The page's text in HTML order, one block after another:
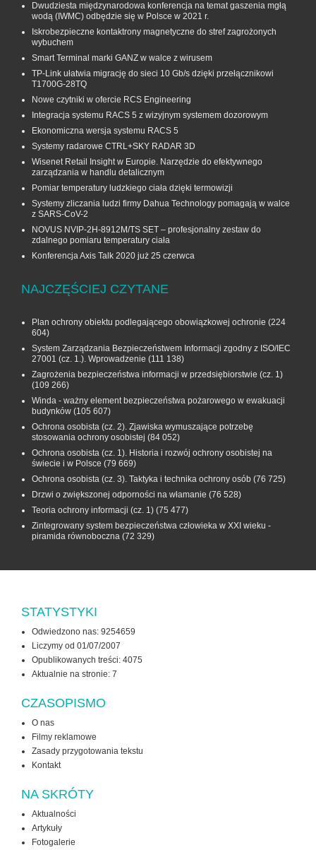
Dwudziesta międzynarodowa konferencja na temat gaszenia mgłą
wodą (IWMC) odbędzie się w Polsce w 2021 r.
Iskrobezpieczne kontaktrony magnetyczne do stref zagrożonych
wybuchem
Smart Terminal marki GANZ w walce z wirusem
TP-Link ułatwia migrację do sieci 10 Gb/s dzięki przełącznikowi
T1700G‑28TQ
Nowe czytniki w ofercie RCS Engineering
Integracja systemu RACS 5 z wizyjnym systemem dozorowym
Ekonomiczna wersja systemu RACS 5
Systemy radarowe CTRL+SKY RADAR 3D
Wisenet Retail Insight w Europie. Narzędzie do efektywnego
zarządzania w handlu detalicznym
Pomiar temperatury ludzkiego ciała dzięki termowizji
Systemy zliczania ludzi firmy Dahua Technology pomagają w walce
z SARS-CoV-2
NOVUS NVIP-2H-8912M/TS SET – profesjonalny zestaw do
zdalnego pomiaru temperatury ciała
Konferencja Axis Talk 2020 już 25 czerwca
NAJCZĘŚCIEJ CZYTANE
Plan ochrony obiektu podlegającego obowiązkowej ochronie (224
604)
System Zarządzania Bezpieczeństwem Informacji zgodny z ISO/IEC
27001 (cz. 1.). Wprowadzenie (111 138)
Zagrożenia bezpieczeństwa informacji w przedsiębiorstwie (cz. 1)
(109 266)
Winda - ważny element bezpieczeństwa pożarowego w ewakuacji
budynków (105 607)
Ochrona osobista (cz. 2). Zjawiska wymuszające potrzebę
stosowania ochrony osobistej (84 052)
Ochrona osobista (cz. 1). Historia i rozwój ochrony osobistej na
świecie i w Polsce (79 669)
Ochrona osobista (cz. 3). Taktyka i technika ochrony osób (76 725)
Drzwi o zwiększonej odporności na włamanie (76 528)
Teoria ochrony informacji (cz. 1) (75 477)
Zintegrowany system bezpieczeństwa człowieka w XXI wieku -
piramida równoboczna (72 329)
STATYSTYKI
Odwiedzono nas: 9254659
Liczymy od 01/07/2007
Opublikowanych treści: 4075
Aktualnie na stronie: 7
CZASOPISMO
O nas
Filmy reklamowe
Zasady przygotowania tekstu
Kontakt
NA SKRÓTY
Aktualności
Artykuły
Fotogalerie